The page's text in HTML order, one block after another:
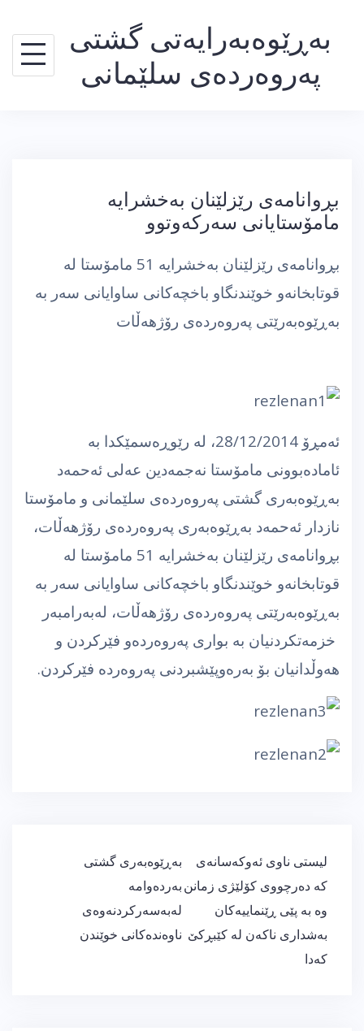
بەڕێوەبەرایەتی گشتی
پەروەردەی سلێمانی
بڕوانامەی رێزلێنان بەخشرایە
مامۆستایانی سەركەوتوو
بڕوانامەی رێزلێنان بەخشرایە 51 مامۆستا لە
قوتابخانەو خوێندنگاو باخچەكانی ساوایانی سەر بە
بەڕێوەبەرێتی پەروەردەی رۆژهەڵات
ئەمڕۆ 28/12/2014، لە رێوڕەسمێكدا بە
ئامادەبوونی مامۆستا نەجمەدین عەلی ئەحمەد
بەڕێوەبەری گشتی پەروەردەی سلێمانی و مامۆستا
نازدار ئەحمەد بەڕێوەبەری پەروەردەی رۆژهەڵات،
بڕوانامەی رێزلێنان بەخشرایە 51 مامۆستا لە
قوتابخانەو خوێندنگاو باخچەكانی ساوایانی سەر بە
بەڕێوەبەرێتی پەروەردەی رۆژهەڵات، لەبەرامبەر
خزمەتكردنیان بە بواری پەروەردەو فێركردن و
هەوڵدانیان بۆ بەرەوپێشبردنی پەروەردە فێركردن.
ڕێدۆزیی
بابەت
بەڕێوەبەری گشتی
بەردەوامە
لەبەسەركردنەوەی
ناوەندەكانی خوێندن
لیستی ناوی ئەوكەسانەی
كە دەرچووی كۆلێژی زمانن
وە بە پێی ڕێنماییەكان
بەشداری ناكەن لە كێبڕكێ
كەدا